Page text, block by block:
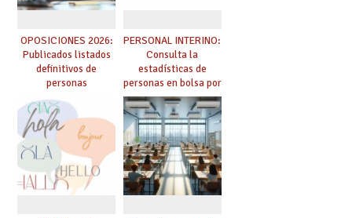
OPOSICIONES 2026:
Publicados listados
definitivos de
personas
seleccionadas. ¿Qué
hacer ahora si he
obtenido plaza?
PERSONAL INTERINO:
Consulta la
estadísticas de
personas en bolsa por
cuerpo, especialidad
y tipo de bolsa para
el curso 26/27